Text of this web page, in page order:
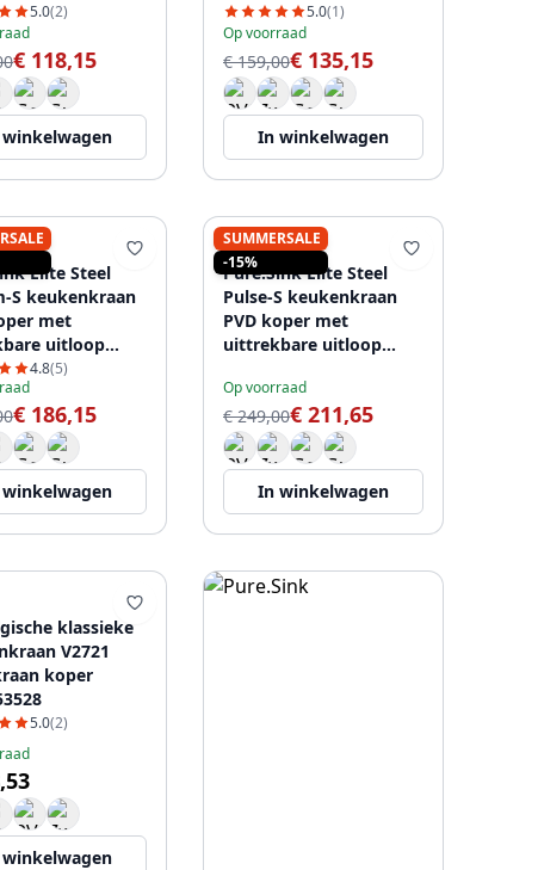
5.0(2)
€ 118,15
5.0(1)
Op voorraad
€ 159,00€ 135,15
In winkelwagen
Elite Steel
S keukenkraan
met
uitloop
624.8(5)
€ 186,15
SUMMERSALE
-15%
PURE.SINK
Pure.Sink Elite Steel
Pulse-S keukenkraan
PVD koper met
uittrekbare uitloop
Op voorraad
€ 249,00€ 211,65
In winkelwagen
klassieke
V2721
koper
5.0(2)